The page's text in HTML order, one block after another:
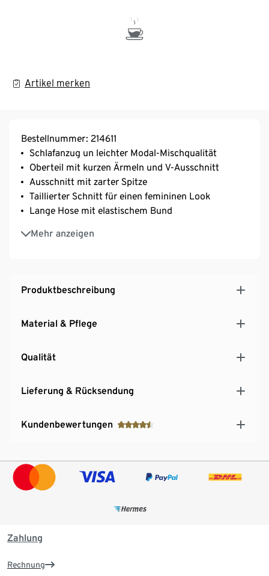
Artikel merken
Bestellnummer: 214611
Schlafanzug un leichter Modal-Mischqualität
Oberteil mit kurzen Ärmeln und V-Ausschnitt
Ausschnitt mit zarter Spitze
Taillierter Schnitt für einen femininen Look
Lange Hose mit elastischem Bund
Mehr anzeigen
Mit hochwertigem Markenelasthan für
Langlebigkeit und hohe Waschbeständigkeit
Produktbeschreibung
Material & Pflege
Qualität
Lieferung & Rücksendung
Kundenbewertungen
Zahlung
Rechnung